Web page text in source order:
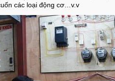
các loại động cơ…v.v